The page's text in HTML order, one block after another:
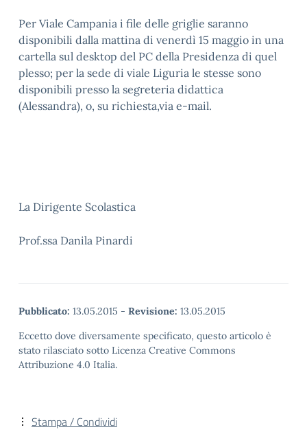
Per Viale Campania i file delle griglie saranno
disponibili dalla mattina di venerdì 15 maggio in una
cartella sul desktop del PC della Presidenza di quel
plesso; per la sede di viale Liguria le stesse sono
disponibili presso la segreteria didattica
(Alessandra), o, su richiesta,via e-mail.
La Dirigente Scolastica
Prof.ssa Danila Pinardi
Pubblicato: 13.05.2015 - Revisione: 13.05.2015
Eccetto dove diversamente specificato, questo articolo è
stato rilasciato sotto Licenza Creative Commons
Attribuzione 4.0 Italia.
Stampa / Condividi